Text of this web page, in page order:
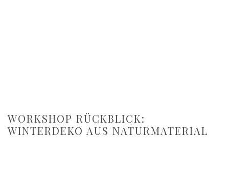
WORKSHOP RÜCKBLICK:
WINTERDEKO AUS NATURMATERIAL